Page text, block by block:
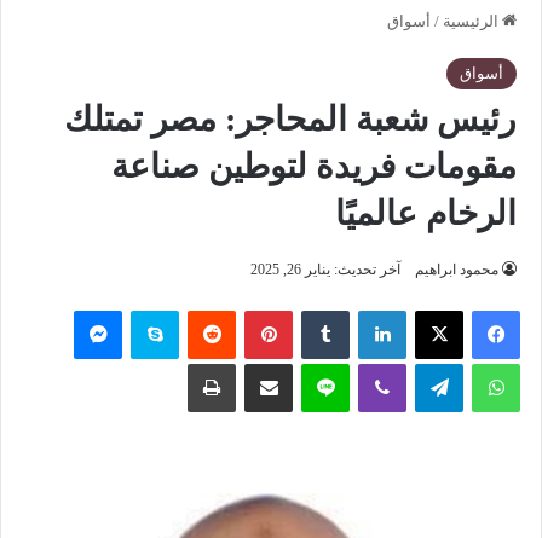
الرئيسية / أسواق
أسواق
رئيس شعبة المحاجر: مصر تمتلك
مقومات فريدة لتوطين صناعة
الرخام عالميًا
محمود ابراهيم آخر تحديث: يناير 26, 2025
فيسبوك ‫X لينكدإن بينتيريست سكايب
واتساب تيلقرام لاين